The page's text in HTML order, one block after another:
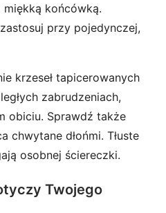
miękką końcówką.
przy pojedynczej,
krzeseł tapicerowanych
zabrudzeniach,
obiciu. Sprawdź także
chwytane dłońmi. Tłuste
osobnej ściereczki.
Twojego